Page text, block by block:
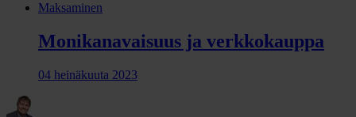
Maksaminen
Monikanavaisuus ja verkkokauppa
04 heinäkuuta 2023